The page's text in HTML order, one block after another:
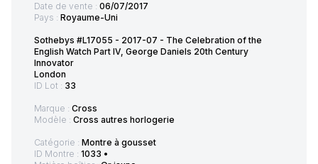
Date de vente : 06/07/2017
Pays : Royaume-Uni
Sothebys #L17055 - 2017-07 - The Celebration of the
English Watch Part IV, George Daniels 20th Century
Innovator
London
ID Lot : 33
Marque : Cross
Modèle : Cross autres horlogerie
Catégorie : Montre à gousset
ID Montre : 1033 •